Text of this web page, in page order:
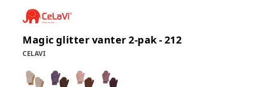
Magic glitter vanter 2-pak - 212
CELAVI